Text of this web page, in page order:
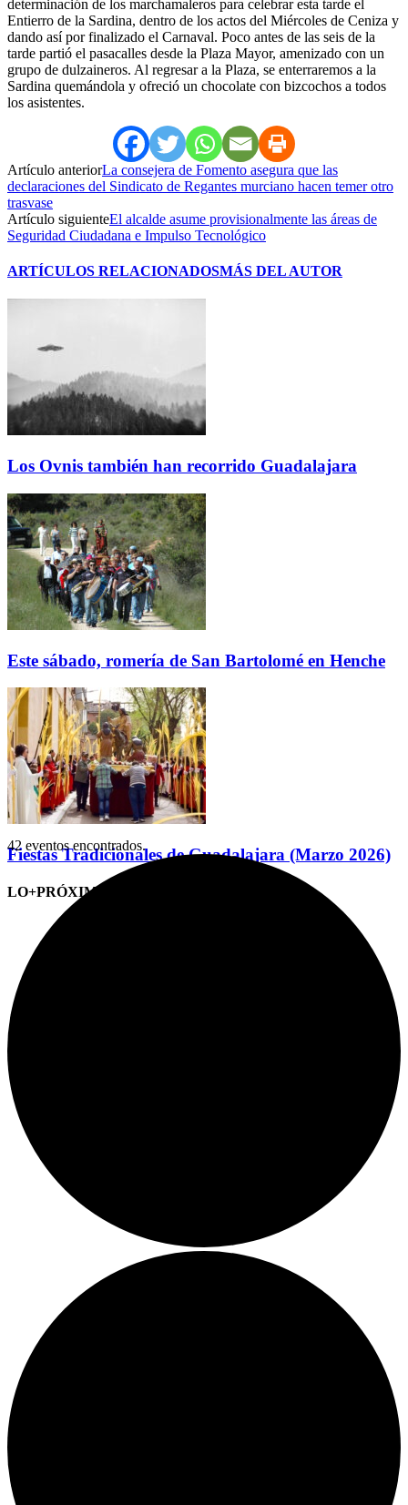
determinación de los marchamaleros para celebrar esta tarde el
Entierro de la Sardina, dentro de los actos del Miércoles de Ceniza y
dando así por finalizado el Carnaval. Poco antes de las seis de la
tarde partió el pasacalles desde la Plaza Mayor, amenizado con un
grupo de dulzaineros. Al regresar a la Plaza, se enterraremos a la
Sardina quemándola y ofreció un chocolate con bizcochos a todos
los asistentes.
Artículo anteriorLa consejera de Fomento asegura que las
declaraciones del Sindicato de Regantes murciano hacen temer otro
trasvase
Artículo siguienteEl alcalde asume provisionalmente las áreas de
Seguridad Ciudadana e Impulso Tecnológico
ARTÍCULOS RELACIONADOSMÁS DEL AUTOR
Los Ovnis también han recorrido Guadalajara
Este sábado, romería de San Bartolomé en Henche
Fiestas Tradicionales de Guadalajara (Marzo 2026)
LO+PRÓXIMO (CITAS)
42 eventos encontrados.